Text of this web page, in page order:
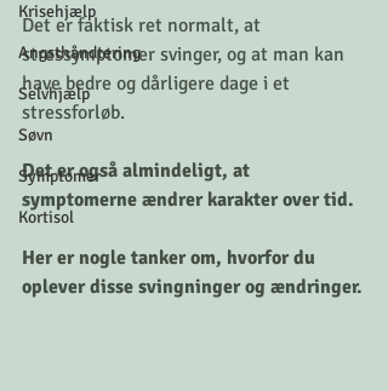
Krisehjælp
Angsthåndtering
Selvhjælp
Søvn
Symptomer
Kortisol
Det er faktisk ret normalt, at
stressymptomer svinger, og at man kan
have bedre og dårligere dage i et
stressforløb.
Det er også almindeligt, at
symptomerne ændrer karakter over tid.
Her er nogle tanker om, hvorfor du
oplever disse svingninger og ændringer.